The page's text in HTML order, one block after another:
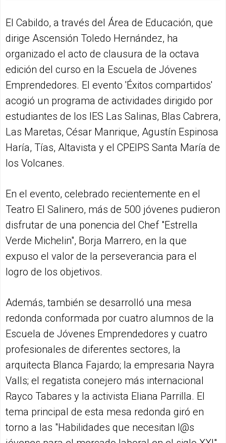
El Cabildo, a través del Área de Educación, que
dirige Ascensión Toledo Hernández, ha
organizado el acto de clausura de la octava
edición del curso en la Escuela de Jóvenes
Emprendedores. El evento 'Éxitos compartidos'
acogió un programa de actividades dirigido por
estudiantes de los IES Las Salinas, Blas Cabrera,
Las Maretas, César Manrique, Agustín Espinosa
Haría, Tías, Altavista y el CPEIPS Santa María de
los Volcanes.
En el evento, celebrado recientemente en el
Teatro El Salinero, más de 500 jóvenes pudieron
disfrutar de una ponencia del Chef "Estrella
Verde Michelin", Borja Marrero, en la que
expuso el valor de la perseverancia para el
logro de los objetivos.
Además, también se desarrolló una mesa
redonda conformada por cuatro alumnos de la
Escuela de Jóvenes Emprendedores y cuatro
profesionales de diferentes sectores, la
arquitecta Blanca Fajardo; la empresaria Nayra
Valls; el regatista conejero más internacional
Rayco Tabares y la activista Eliana Parrilla. El
tema principal de esta mesa redonda giró en
torno a las "Habilidades que necesitan l@s